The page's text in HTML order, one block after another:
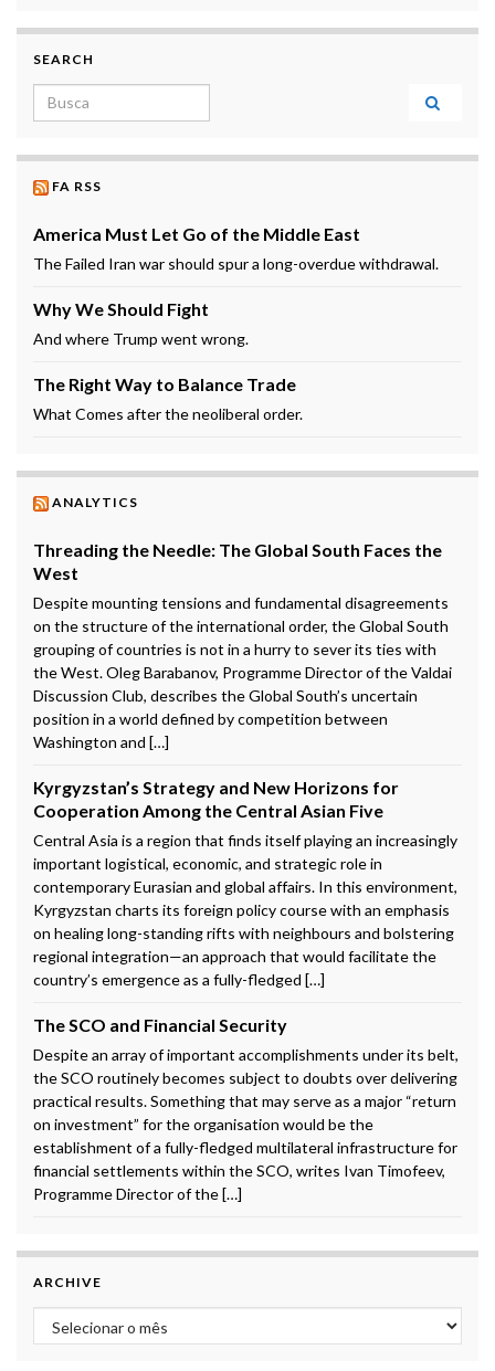
SEARCH
Search for:
FA RSS
America Must Let Go of the Middle East
The Failed Iran war should spur a long-overdue withdrawal.
Why We Should Fight
And where Trump went wrong.
The Right Way to Balance Trade
What Comes after the neoliberal order.
ANALYTICS
Threading the Needle: The Global South Faces the
West
Despite mounting tensions and fundamental disagreements
on the structure of the international order, the Global South
grouping of countries is not in a hurry to sever its ties with
the West. Oleg Barabanov, Programme Director of the Valdai
Discussion Club, describes the Global South’s uncertain
position in a world defined by competition between
Washington and […]
Kyrgyzstan’s Strategy and New Horizons for
Cooperation Among the Central Asian Five
Central Asia is a region that finds itself playing an increasingly
important logistical, economic, and strategic role in
contemporary Eurasian and global affairs. In this environment,
Kyrgyzstan charts its foreign policy course with an emphasis
on healing long-standing rifts with neighbours and bolstering
regional integration—an approach that would facilitate the
country’s emergence as a fully-fledged […]
The SCO and Financial Security
Despite an array of important accomplishments under its belt,
the SCO routinely becomes subject to doubts over delivering
practical results. Something that may serve as a major “return
on investment” for the organisation would be the
establishment of a fully-fledged multilateral infrastructure for
financial settlements within the SCO, writes Ivan Timofeev,
Programme Director of the […]
ARCHIVE
Archive